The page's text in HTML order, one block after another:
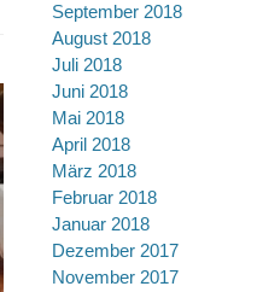
September 2018
August 2018
Juli 2018
Juni 2018
Mai 2018
April 2018
März 2018
Februar 2018
Januar 2018
Dezember 2017
November 2017